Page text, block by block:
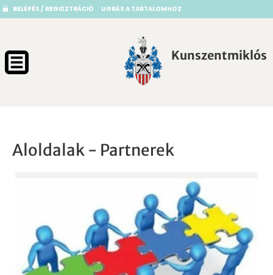
BELÉPÉS / REGISZTRÁCIÓ UGRÁS A TARTALOMHOZ
Kunszentmiklós
Aloldalak - Partnerek